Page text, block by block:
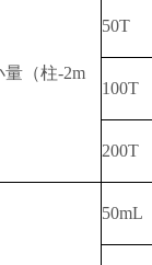
（柱-2m
50T
100T
200T
50mL